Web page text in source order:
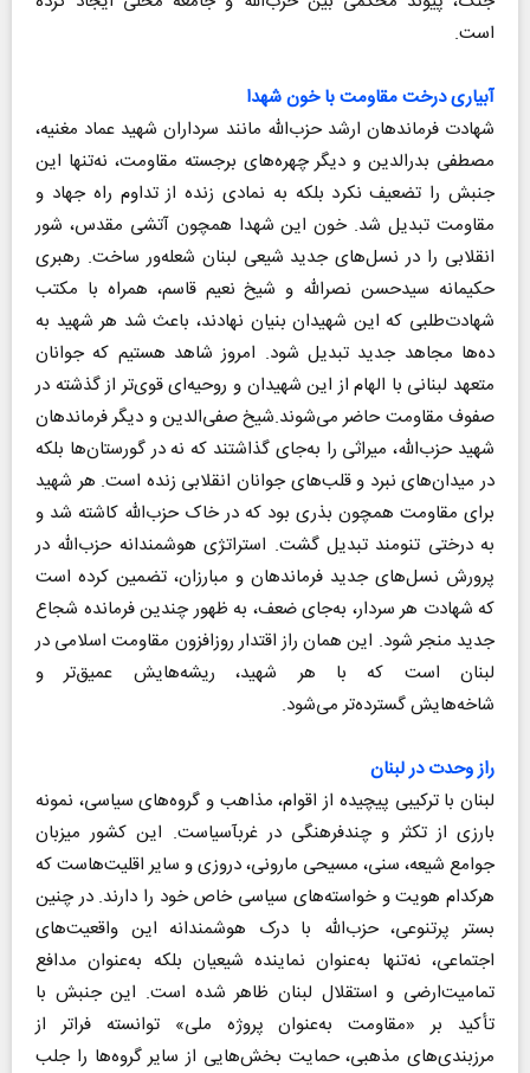
است.
آبیاری درخت مقاومت با خون شهدا
شهادت فرماندهان ارشد حزب‌الله مانند سرداران شهید عماد مغنیه،
مصطفی بدرالدین و دیگر چهره‌های برجسته مقاومت، نه‌تنها این
جنبش را تضعیف نکرد بلکه به نمادی زنده از تداوم راه جهاد و
مقاومت تبدیل شد. خون این شهدا همچون آتشی مقدس، شور
انقلابی را در نسل‌های جدید شیعی لبنان شعله‌ور ساخت. رهبری
حکیمانه سیدحسن نصرالله و شیخ نعیم قاسم، همراه با مکتب
شهادت‌طلبی که این شهیدان بنیان نهادند، باعث شد هر شهید به
ده‌ها مجاهد جدید تبدیل شود. امروز شاهد هستیم که جوانان
متعهد لبنانی با الهام از این شهیدان و روحیه‌ای قوی‌تر از گذشته در
صفوف مقاومت حاضر می‌شوند.شیخ صفی‌الدین و دیگر فرماندهان
شهید حزب‌الله، میراثی را به‌جای گذاشتند که نه در گورستان‌ها بلکه
در میدان‌های نبرد و قلب‌های جوانان انقلابی زنده است. هر شهید
برای مقاومت همچون بذری بود که در خاک حزب‌الله کاشته شد و
به درختی تنومند تبدیل گشت. استراتژی هوشمندانه حزب‌الله در
پرورش نسل‌های جدید فرماندهان و مبارزان، تضمین کرده است
که شهادت هر سردار، به‌جای ضعف، به ظهور چندین فرمانده شجاع
جدید منجر شود. این همان راز اقتدار روزافزون مقاومت اسلامی در
لبنان است که با هر شهید، ریشه‌هایش عمیق‌تر و
شاخه‌هایش گسترده‌تر می‌شود.
راز وحدت در لبنان
لبنان با ترکیبی پیچیده از اقوام، مذاهب و گروه‌های سیاسی، نمونه
بارزی از تکثر و چندفرهنگی در غرب‎آسیاست. این کشور میزبان
جوامع شیعه، سنی، مسیحی مارونی، دروزی و سایر اقلیت‌هاست که
هرکدام هویت و خواسته‌های سیاسی خاص خود را دارند. در چنین
بستر پرتنوعی، حزب‌الله با درک هوشمندانه این واقعیت‌های
اجتماعی، نه‌تنها به‌عنوان نماینده شیعیان بلکه به‌عنوان مدافع
تمامیت‌ارضی و استقلال لبنان ظاهر شده است. این جنبش با
تأکید بر «مقاومت به‌عنوان پروژه ملی» توانسته فراتر از
مرزبندی‌های مذهبی، حمایت بخش‌هایی از سایر گروه‌ها را جلب